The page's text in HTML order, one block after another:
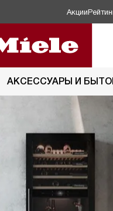
Акции
АКСЕССУАРЫ И